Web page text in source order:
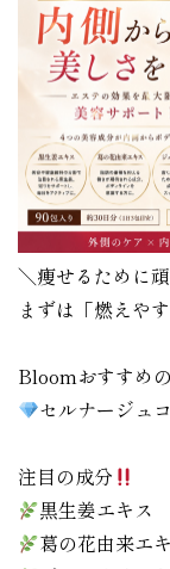
＼痩せるために
まずは「燃えや
Bloomおすすめの
セルナージュ
注目の成分
黒生姜エキス
葛の花由来エ